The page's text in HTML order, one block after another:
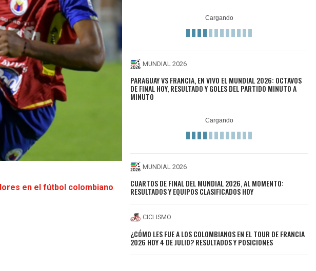
en el fútbol colombiano
MUNDIAL 2026
PARAGUAY VS FRANCIA, EN VIVO EL MUNDIAL 2026: OCTAVOS
DE FINAL HOY, RESULTADO Y GOLES DEL PARTIDO MINUTO A
MINUTO
MUNDIAL 2026
CUARTOS DE FINAL DEL MUNDIAL 2026, AL MOMENTO:
RESULTADOS Y EQUIPOS CLASIFICADOS HOY
CICLISMO
¿CÓMO LES FUE A LOS COLOMBIANOS EN EL TOUR DE FRANCIA
2026 HOY 4 DE JULIO? RESULTADOS Y POSICIONES